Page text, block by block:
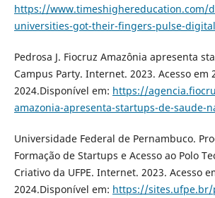
https://www.timeshighereducation.com/
universities-got-their-fingers-pulse-
Pedrosa J. Fiocruz Amazônia apresenta
Campus Party. Internet. 2023. Acesso em
2024.Disponível em: https://
amazonia-apresenta-startups-de-saude-
Universidade Federal de Pernambuco.
Formação de Startups e Acesso ao Polo
Criativo da UFPE. Internet. 2023. Acesso
2024.Disponível em: https://